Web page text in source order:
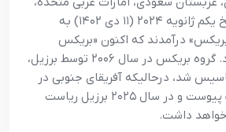
اتیوپی و مصر در تاریخ یکم ژانویه ۲۰۲۴ (۱۱ دی ۱۴۰۲) به
درآمدند که اکنون «بریکس
پلاس» نامیده می‌شود. گروه بریکس در سال ۲۰۰۶ توسط برزیل،
شد، درحالیکه آفریقای جنوبی در
سال ۲۰۱۱ به این بلوک پیوست و در سال ۲۰۲۵ برزیل ریاست
خواهد داشت.